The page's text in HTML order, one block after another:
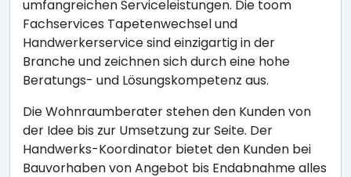
umfangreichen Serviceleistungen. Die toom
Fachservices Tapetenwechsel und
Handwerkerservice sind einzigartig in der
Branche und zeichnen sich durch eine hohe
Beratungs- und Lösungskompetenz aus.
Die Wohnraumberater stehen den Kunden von
der Idee bis zur Umsetzung zur Seite. Der
Handwerks-Koordinator bietet den Kunden bei
Bauvorhaben von Angebot bis Endabnahme alles